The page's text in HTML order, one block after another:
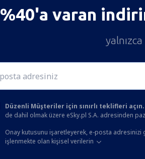
%40'a varan
Düzenli Müşteriler için sınırlı teklifleri açın.
de dahil olmak üzere eSky.pl S.A. adresinden
Onay kutusunu işaretleyerek, e-posta adresinizi
işlenmekte olan kişisel verilerin